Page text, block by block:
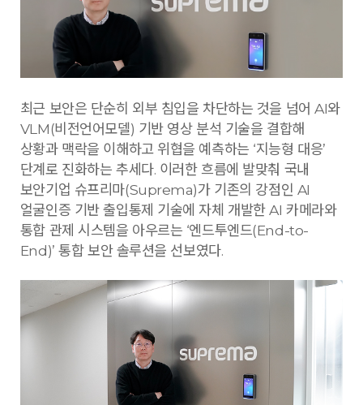
최근 보안은 단순히 외부 침입을 차단하는 것을 넘어 AI와
VLM(비전언어모델) 기반 영상 분석 기술을 결합해
상황과 맥락을 이해하고 위협을 예측하는 ‘지능형 대응’
단계로 진화하는 추세다. 이러한 흐름에 발맞춰 국내
보안기업 슈프리마(Suprema)가 기존의 강점인 AI
얼굴인증 기반 출입통제 기술에 자체 개발한 AI 카메라와
통합 관제 시스템을 아우르는 ‘엔드투엔드(End-to-
End)’ 통합 보안 솔루션을 선보였다.